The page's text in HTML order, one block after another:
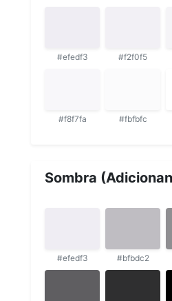
#efedf3 #f2f0f5
#f8f7fa #fbfbfc
Sombra
#efedf3 #bfbdc2